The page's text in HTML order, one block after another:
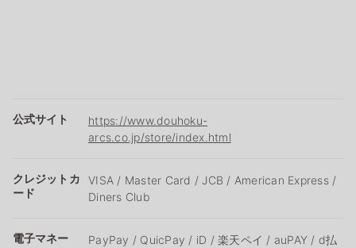
公式サイト
https://www.douhoku-
arcs.co.jp/store/index.html
クレジットカ
ード
VISA / Master Card / JCB / American Express /
Diners Club
電子マネー
PayPay / QuicPay / iD / 楽天ペイ / auPAY / d払